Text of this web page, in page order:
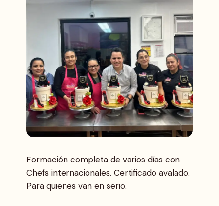
Formación completa de varios días con
Chefs internacionales. Certificado avalado.
Para quienes van en serio.